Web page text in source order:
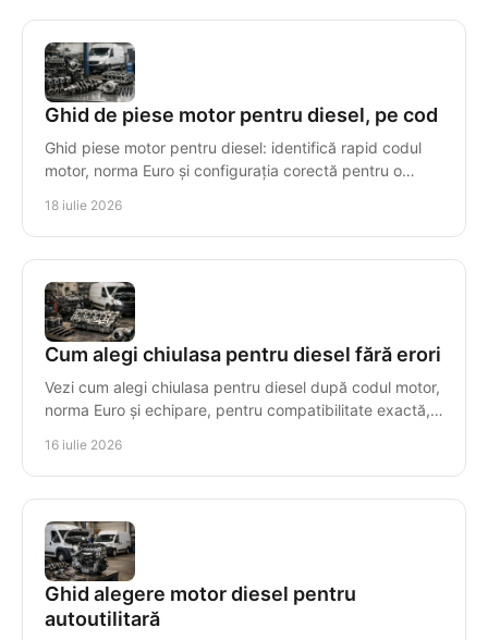
Ghid de piese motor pentru diesel, pe cod
Ghid piese motor pentru diesel: identifică rapid codul
motor, norma Euro și configurația corectă pentru o
18 iulie 2026
Cum alegi chiulasa pentru diesel fără erori
Vezi cum alegi chiulasa pentru diesel după codul motor,
norma Euro și echipare, pentru compatibilitate exactă,
16 iulie 2026
Ghid alegere motor diesel pentru
autoutilitară